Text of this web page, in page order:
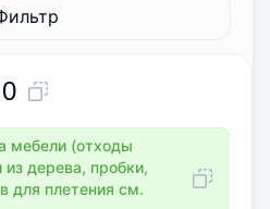
мебели (отходы
дерева, пробки,
для плетения см.